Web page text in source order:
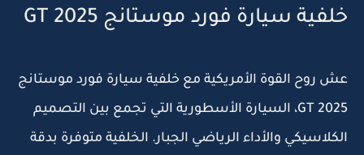
خلفية سيارة فورد موستانج GT 2025
عش روح القوة الأمريكية مع خلفية سيارة فورد موستانج
GT 2025، السيارة الأسطورية التي تجمع بين التصميم
الكلاسيكي والأداء الرياضي الجبار. الخلفية متوفرة بدقة